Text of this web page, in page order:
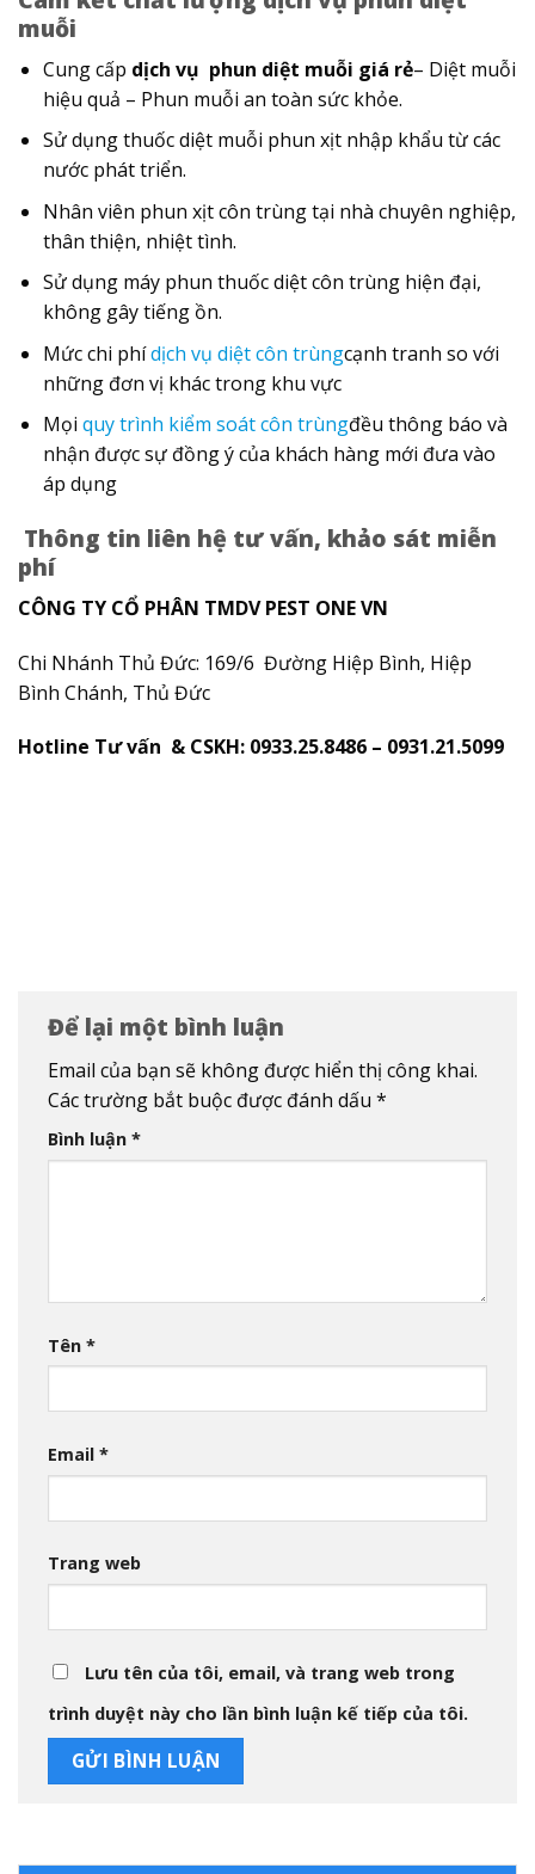
muỗi
Cung cấp dịch vụ phun diệt muỗi giá rẻ– Diệt muỗi
hiệu quả – Phun muỗi an toàn sức khỏe.
Sử dụng thuốc diệt muỗi phun xịt nhập khẩu từ các
nước phát triển.
Nhân viên phun xịt côn trùng tại nhà chuyên nghiệp,
thân thiện, nhiệt tình.
Sử dụng máy phun thuốc diệt côn trùng hiện đại,
không gây tiếng ồn.
Mức chi phídịch vụ diệt côn trùngcạnh tranh so với
những đơn vị khác trong khu vực
Mọi quy trình kiểm soát côn trùngđều thông báo và
nhận được sự đồng ý của khách hàng mới đưa vào
áp dụng
Thông tin liên hệ tư vấn, khảo sát miễn
phí
CÔNG TY CỔ PHÂN TMDV PEST ONE VN
Chi Nhánh Thủ Đức: 169/6 Đường Hiệp Bình, Hiệp
Bình Chánh, Thủ Đức
Hotline Tư vấn & CSKH: 0933.25.8486 – 0931.21.5099
Để lại một bình luận
Email của bạn sẽ không được hiển thị công khai.
Các trường bắt buộc được đánh dấu *
Bình luận *
Tên *
Email *
Trang web
Lưu tên của tôi, email, và trang web trong
trình duyệt này cho lần bình luận kế tiếp của tôi.